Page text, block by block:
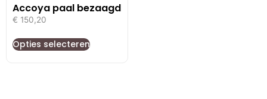
Accoya paal bezaagd
€ 150,20
Opties selecteren